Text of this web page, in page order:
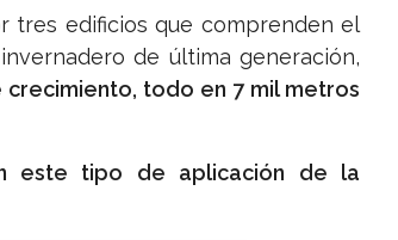
tres edificios que comprenden el
de última generación,
todo en 7 mil metros
este tipo de aplicación de la